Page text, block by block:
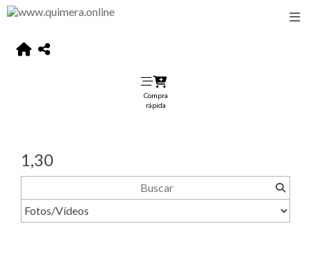
Compra
rápida
1,30